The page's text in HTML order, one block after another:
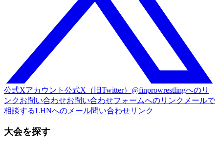
公式Xアカウント 公式X（旧Twitter）@finprowrestlingへのリ
ンクお問い合わせお問い合わせフォームへのリンク メールで
相談するLHNへのメール問い合わせリンク
大会を探す